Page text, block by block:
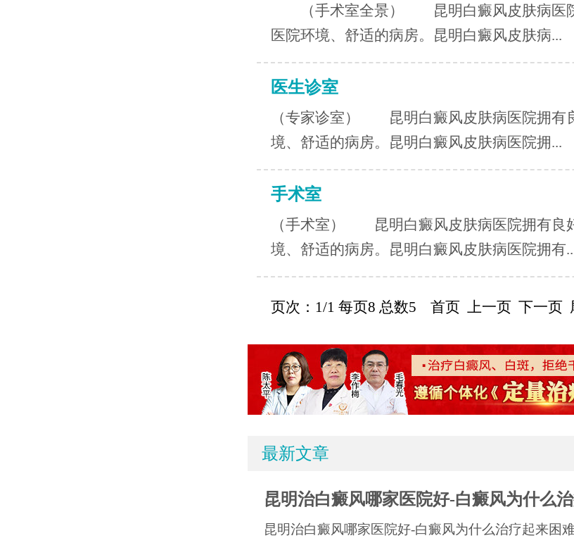
（手术室全景） 昆明白癜风皮肤病医
医院环境、舒适的病房。昆明白癜风皮肤病...
医生诊室
（专家诊室） 昆明白癜风皮肤病医院拥有
境、舒适的病房。昆明白癜风皮肤病医院拥...
手术室
（手术室） 昆明白癜风皮肤病医院拥有良
境、舒适的病房。昆明白癜风皮肤病医院拥有
页次：1/1 每页8 总数5 首页 上一页 下一页
最新文章
昆明治白癜风哪家医院好-白癜风为什么
昆明治白癜风哪家医院好-白癜风为什么治疗起来困